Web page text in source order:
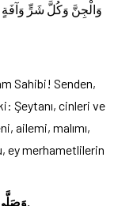
وَالْجِنَّ وَكُلَّ شَرٍّ وَآفَةٍ
Sahibi! Senden,
Şeytanı, cinleri ve
ailemi, malımı,
ey merhametlilerin